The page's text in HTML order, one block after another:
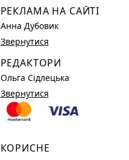
РЕКЛАМА НА САЙТІ
Анна Дубовик
Звернутися
РЕДАКТОРИ
Ольга Сідлецька
Звернутися
КОРИСНЕ